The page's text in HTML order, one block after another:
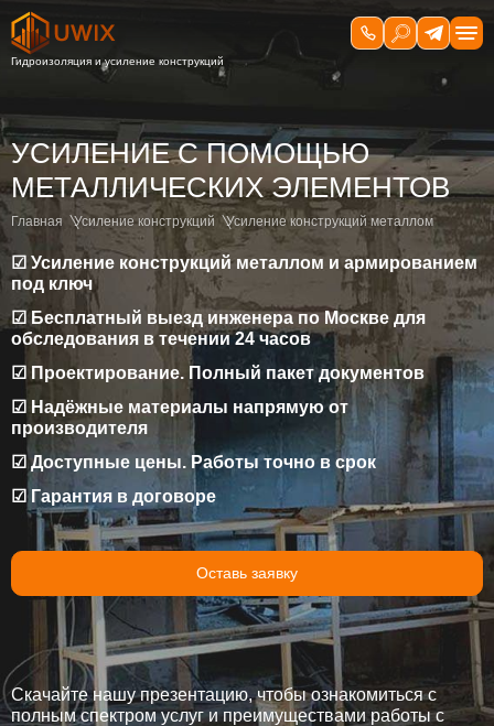
УСИЛЕНИЕ С ПОМОЩЬЮ
МЕТАЛЛИЧЕСКИХ ЭЛЕМЕНТОВ
Главная Усиление конструкций Усиление конструкций металлом
☑ Усиление конструкций металлом и армированием
под ключ
☑ Бесплатный выезд инженера по Москве для
обследования в течении 24 часов
☑ Проектирование. Полный пакет документов
☑ Надёжные материалы напрямую от
производителя
☑ Доступные цены. Работы точно в срок
☑ Гарантия в договоре
Оставь заявку
Скачайте нашу презентацию, чтобы ознакомиться с
полным спектром услуг и преимуществами работы с